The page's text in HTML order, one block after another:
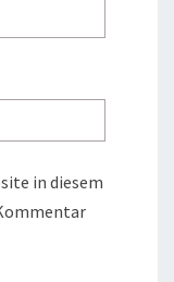
in diesem